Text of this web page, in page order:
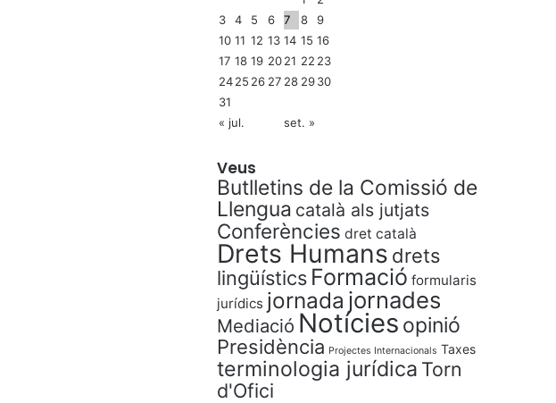
3
4 5 6 7 8
9
10 11 12 13 14 15 16
17 18 19 2021 22 23
2425 26 27 28 2930
31
« jul.
set. »
Veus
Butlletins de la Comissió de
Llengua català als jutjats
Conferències dret català
Drets Humans drets
lingüístics Formació formularis
jurídics jornada jornades
Mediació Notícies opinió
Presidència Projectes Internacionals Taxes
terminologia jurídica Torn
d'Ofici